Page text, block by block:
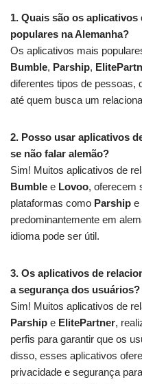
1. Quais são os
populares na Alemanha?
Os aplicativos mais
Bumble, Parship,
diferentes tipos de pessoas,
até quem busca um
2. Posso usar aplicativos
se não falar alemão?
Sim! Muitos aplicativos de
Bumble e Lovoo, oferecem
plataformas como Parship e
predominantemente em
idioma pode ser útil.
3. Os aplicativos de
a segurança dos usuários?
Sim! Muitos aplicativos de
Parship e ElitePartner,
perfis para garantir que os
disso, esses aplicativos
privacidade e segurança